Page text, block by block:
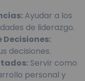
Ayudar a los
de liderazgo.
decisiones.
Servir como
personal y